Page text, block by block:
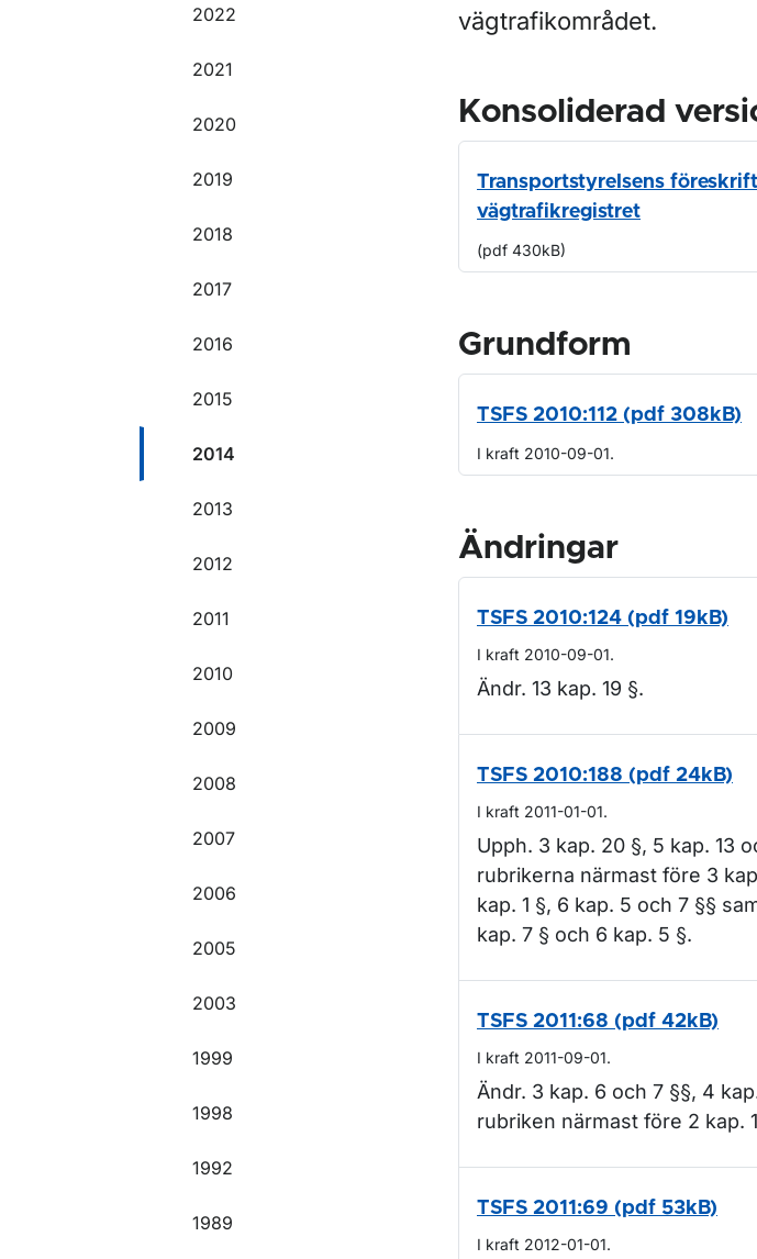
2022
2021
2020
2019
2018
2017
2016
2015
2014
2013
2012
2011
2010
2009
2008
2007
2006
2005
2003
1999
1998
1992
1989
vägtrafikområdet.
Konsoliderad
Transportstyrelsens
vägtrafikregistret
(pdf 430kB)
Grundform
TSFS 2010:112 (pdf 308kB)
I kraft 2010-09-01.
Ändringar
TSFS 2010:124 (pdf 19kB)
I kraft 2010-09-01.
Ändr. 13 kap. 19 §.
TSFS 2010:188 (pdf 24kB)
I kraft 2011-01-01.
Upph. 3 kap. 20 §, 5 kap. 13
rubrikerna närmast före 3
kap. 1 §, 6 kap. 5 och 7 §§
kap. 7 § och 6 kap. 5 §.
TSFS 2011:68 (pdf 42kB)
I kraft 2011-09-01.
Ändr. 3 kap. 6 och 7 §§, 4
rubriken närmast före 2 kap.
TSFS 2011:69 (pdf 53kB)
I kraft 2012-01-01.